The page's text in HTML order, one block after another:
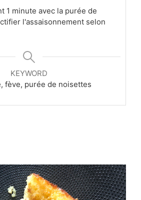
1 minute avec la purée de
l'assaisonnement selon
KEYWORD
fève, purée de noisettes